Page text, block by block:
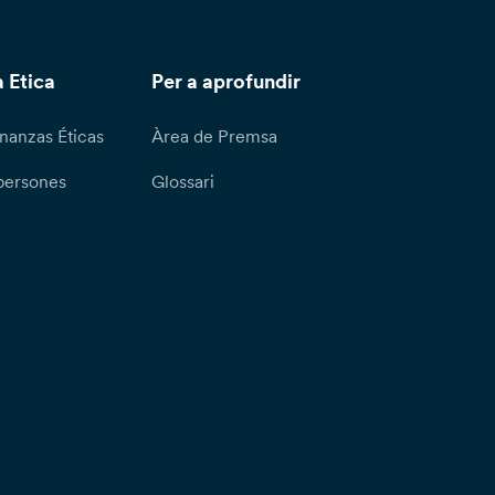
Etica
Éticas
Per a aprofundir
Àrea de Premsa
Glossari